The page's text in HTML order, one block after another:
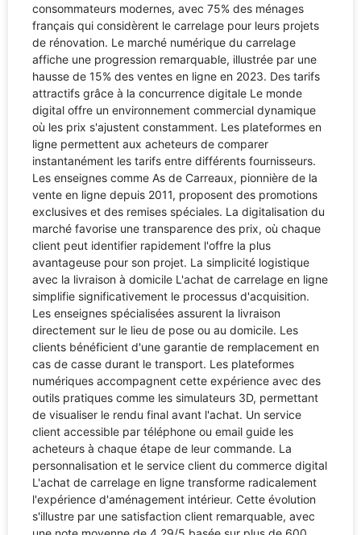
consommateurs modernes, avec 75% des ménages
français qui considèrent le carrelage pour leurs projets
de rénovation. Le marché numérique du carrelage
affiche une progression remarquable, illustrée par une
hausse de 15% des ventes en ligne en 2023. Des tarifs
attractifs grâce à la concurrence digitale Le monde
digital offre un environnement commercial dynamique
où les prix s'ajustent constamment. Les plateformes en
ligne permettent aux acheteurs de comparer
instantanément les tarifs entre différents fournisseurs.
Les enseignes comme As de Carreaux, pionnière de la
vente en ligne depuis 2011, proposent des promotions
exclusives et des remises spéciales. La digitalisation du
marché favorise une transparence des prix, où chaque
client peut identifier rapidement l'offre la plus
avantageuse pour son projet. La simplicité logistique
avec la livraison à domicile L'achat de carrelage en ligne
simplifie significativement le processus d'acquisition.
Les enseignes spécialisées assurent la livraison
directement sur le lieu de pose ou au domicile. Les
clients bénéficient d'une garantie de remplacement en
cas de casse durant le transport. Les plateformes
numériques accompagnent cette expérience avec des
outils pratiques comme les simulateurs 3D, permettant
de visualiser le rendu final avant l'achat. Un service
client accessible par téléphone ou email guide les
acheteurs à chaque étape de leur commande. La
personnalisation et le service client du commerce digital
L'achat de carrelage en ligne transforme radicalement
l'expérience d'aménagement intérieur. Cette évolution
s'illustre par une satisfaction client remarquable, avec